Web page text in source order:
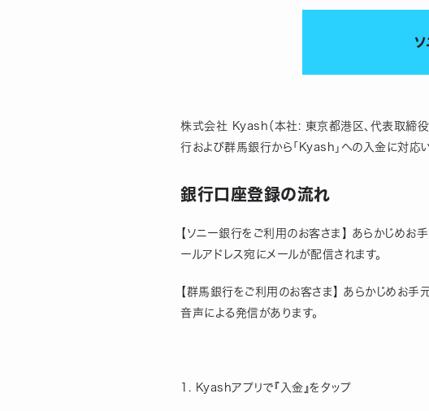
株式会社 Kyash（本社: 東京都港区、代表取締役
行および群馬銀行から「Kyash」への入金に対応
銀行口座登録の流れ
【ソニー銀行をご利用のお客さま】 あらかじめお
ールアドレス宛にメールが配信されます。
【群馬銀行をご利用のお客さま】 あらかじめお
音声による発信があります。
1. Kyashアプリで『入金』をタップ